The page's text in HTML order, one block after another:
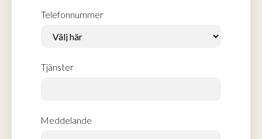
Telefonnummer
Tjänster
Meddelande